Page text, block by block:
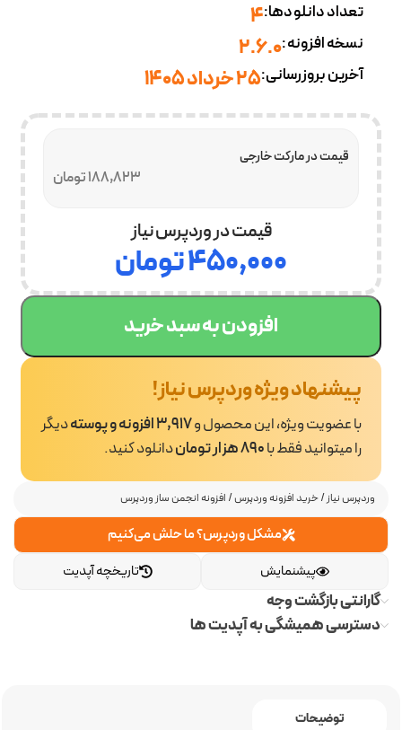
وردپرس نیاز/خرید افزونه وردپرس/ افزونه انجمن ساز وردپرس
مشکل وردپرس؟ ما حلش می‌کنیم
تاریخچه آپدیت
پیشنمایش
گارانتی بازگشت وجه
دسترسی همیشگی به آپدیت ها
تعداد دانلودها:4
نسخه افزونه:2.6.0
آخرین بروزرسانی:25 خرداد 1405
188,823 تومان
قیمت در مارکت خارجی
قیمت در وردپرس نیاز
۴۵۰,۰۰۰تومان
افزودن به سبد خرید
پیشنهاد ویژه وردپرس نیاز!
با عضویت ویژه، این محصول و3,917 افزونه و پوسته
دیگر
را میتوانید فقط با890 هزار تومان دانلود کنید.
توضیحات